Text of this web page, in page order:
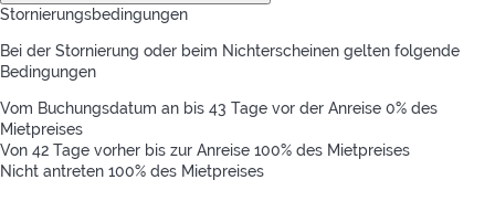
Stornierungsbedingungen
Bei der Stornierung oder beim Nichterscheinen gelten folgende
Bedingungen
Vom Buchungsdatum an bis 43 Tage vor der Anreise 0% des
Mietpreises
Von 42 Tage vorher bis zur Anreise 100% des Mietpreises
Nicht antreten 100% des Mietpreises